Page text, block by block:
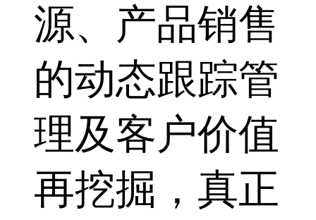
源、产品销售
的动态跟踪管
理及客户价值
再挖掘，真正